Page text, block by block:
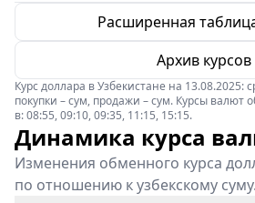
Расширенная
Архив курсов
Курс доллара в Узбекистане на 13.08.2025:
покупки – сум, продажи – сум. Курсы валют
в: 08:55, 09:10, 09:35, 11:15, 15:15.
Динамика курса
Изменения обменного курса
по отношению к узбекскому суму.